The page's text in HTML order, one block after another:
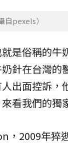
pexels）
就是俗稱的牛
針在台灣的
出面控訴，
看我們的獨
，2009年猝